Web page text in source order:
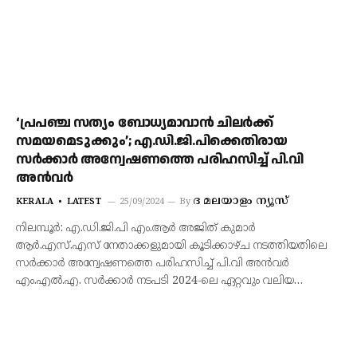
‘പ്രപഞ്ച സത്യം ബോധ്യമാവാൻ ചിലർക്ക്
സമയമെടുക്കും’; എ.ഡി.ജി.പിക്കെതിരായ
സർക്കാർ അന്വേഷണത്തെ പരിഹസിച്ച് പി.വി
അൻവർ
KERALA LATEST 25/09/2024 By ദ മലയാളം ന്യൂസ്‌
നിലമ്പൂർ: എ.ഡി.ജി.പി എം.ആർ അജിത് കുമാർ
ആർ.എസ്.എസ് നേതാക്കളുമായി കൂടിക്കാഴ്ച നടത്തിയതിലെ
സർക്കാർ അന്വേഷണത്തെ പരിഹസിച്ച് പി.വി അൻവർ
എം.എൽ.എ. സർക്കാർ നടപടി 2024-ലെ ഏറ്റവും വലിയ…